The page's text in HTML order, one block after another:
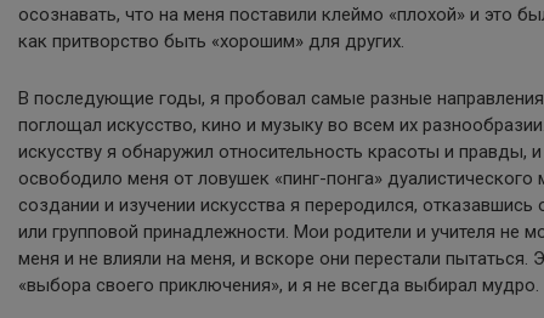
осознавать, что на меня поставили клеймо «плохой» и это
как притворство быть «хорошим» для других.
В последующие годы, я пробовал самые разные
поглощал искусство, кино и музыку во всем их
искусству я обнаружил относительность красоты и правды,
освободило меня от ловушек «пинг-понга»
создании и изучении искусства я переродился, отказавшись
или групповой принадлежности. Мои родители и учителя не
меня и не влияли на меня, и вскоре они перестали пытаться.
«выбора своего приключения», и я не всегда выбирал мудро.